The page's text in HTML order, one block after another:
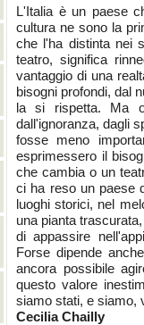
L'Italia è un paese
cultura ne sono la
che l'ha distinta nei
teatro, significa
vantaggio di una
bisogni profondi, dal
la si rispetta. Ma
dall'ignoranza, dagli
fosse meno
esprimessero il
che cambia o un
ci ha reso un paese
luoghi storici, nel
una pianta
di appassire
Forse dipende
ancora possibile
questo valore
siamo stati, e siamo,
Cecilia Chailly